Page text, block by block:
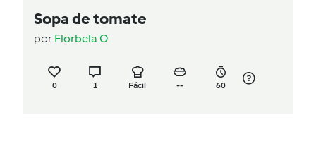
Sopa de tomate
por Florbela O
0 1 Fácil -- 60